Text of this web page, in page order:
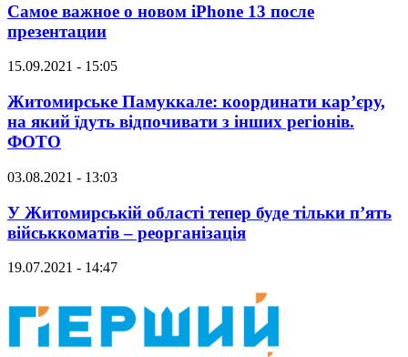
Самое важное о новом iPhone 13 после
презентации
15.09.2021 - 15:05
Житомирське Памуккале: координати кар’єру,
на який їдуть відпочивати з інших регіонів.
ФОТО
03.08.2021 - 13:03
У Житомирській області тепер буде тільки п’ять
військкоматів – реорганізація
19.07.2021 - 14:47